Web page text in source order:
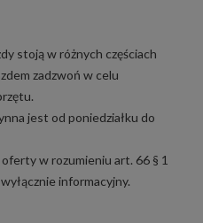
stoją w różnych częściach
zadzwoń w celu
jest od poniedziałku do
w rozumieniu art. 66 § 1
informacyjny.